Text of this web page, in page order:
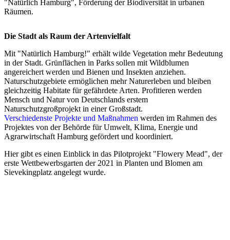
Die Stadt als Raum der Artenvielfalt
Mit "Natürlich Hamburg!" erhält wilde Vegetation mehr Bedeutung
in der Stadt. Grünflächen in Parks sollen mit Wildblumen
angereichert werden und Bienen und Insekten anziehen.
Naturschutzgebiete ermöglichen mehr Naturerleben und bleiben
gleichzeitig Habitate für gefährdete Arten. Profitieren werden
Mensch und Natur von Deutschlands erstem
Naturschutzgroßprojekt in einer Großstadt.
Verschiedenste Projekte und Maßnahmen werden im Rahmen des
Projektes von der Behörde für Umwelt, Klima, Energie und
Agrarwirtschaft Hamburg gefördert und koordiniert.
Hier gibt es einen Einblick in das Pilotprojekt "Flowery Mead", der
erste Wettbewerbsgarten der 2021 in Planten und Blomen am
Sievekingplatz angelegt wurde.